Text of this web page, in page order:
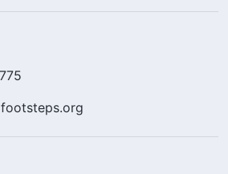
たがたに言うべきことがまだ多
たは今はそれに堪えられない。
くれるであろう。それは自分か
その聞くところを語り、きたる
に知らせるであろう。」（ヨハ
黙示録にも次のように預言さ